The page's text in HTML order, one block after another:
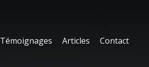
Témoignages Articles Contact